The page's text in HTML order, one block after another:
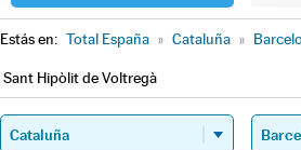
Estás en: Total España » Cataluña »
Sant Hipòlit de Voltregà